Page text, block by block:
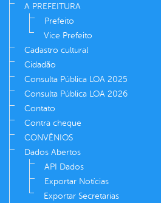
A PREFEITURA
Prefeito
Vice Prefeito
Cadastro cultural
Cidadão
Consulta Pública LOA 2025
Consulta Pública LOA 2026
Contato
Contra cheque
CONVÊNIOS
Dados Abertos
API Dados
Exportar Notícias
Exportar Secretarias